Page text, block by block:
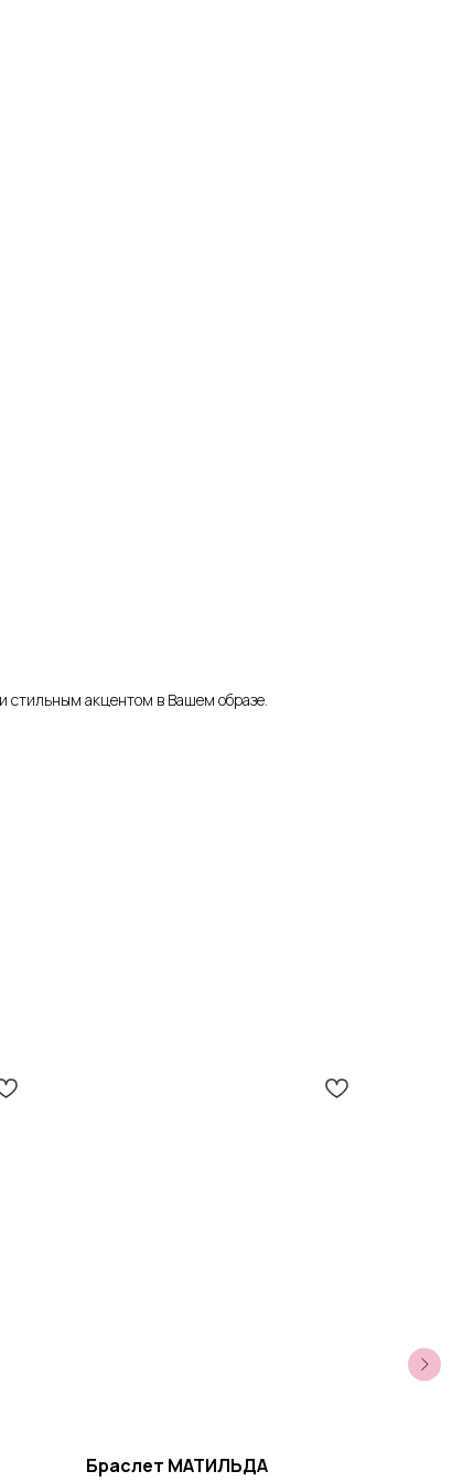
стильным акцентом в Вашем образе.
Браслет МАТИЛЬДА